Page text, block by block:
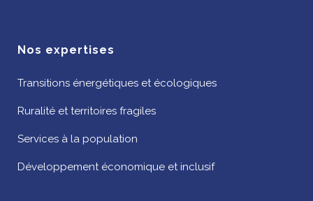
Nos expertises
Transitions énergétiques et écologiques
Ruralité et territoires fragiles
Services à la population
Développement économique et inclusif